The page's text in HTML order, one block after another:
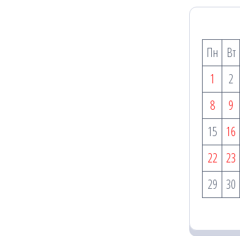
Пн
Вт
1
2
8
9
15 16
22 23
29 30